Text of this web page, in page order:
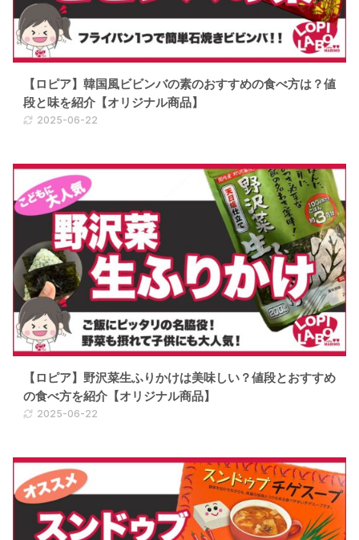
【ロピア】韓国風ビビンバの素のおすすめの食べ方は？値
段と味を紹介【オリジナル商品】
2025-06-22
【ロピア】野沢菜生ふりかけは美味しい？値段とおすすめ
の食べ方を紹介【オリジナル商品】
2025-06-22